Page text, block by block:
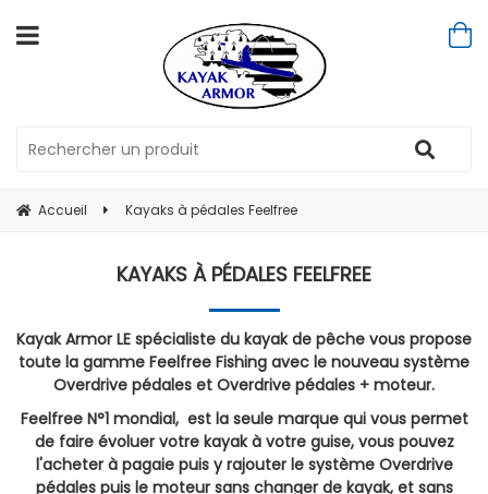
Accueil Kayaks à pédales Feelfree
KAYAKS À PÉDALES FEELFREE
Kayak Armor LE spécialiste du kayak de pêche vous propose
toute la gamme Feelfree Fishing avec le nouveau système
Overdrive pédales et Overdrive pédales + moteur.
Feelfree N°1 mondial, est la seule marque qui vous permet
de faire évoluer votre kayak à votre guise, vous pouvez
l'acheter à pagaie puis y rajouter le système Overdrive
pédales puis le moteur sans changer de kayak, et sans